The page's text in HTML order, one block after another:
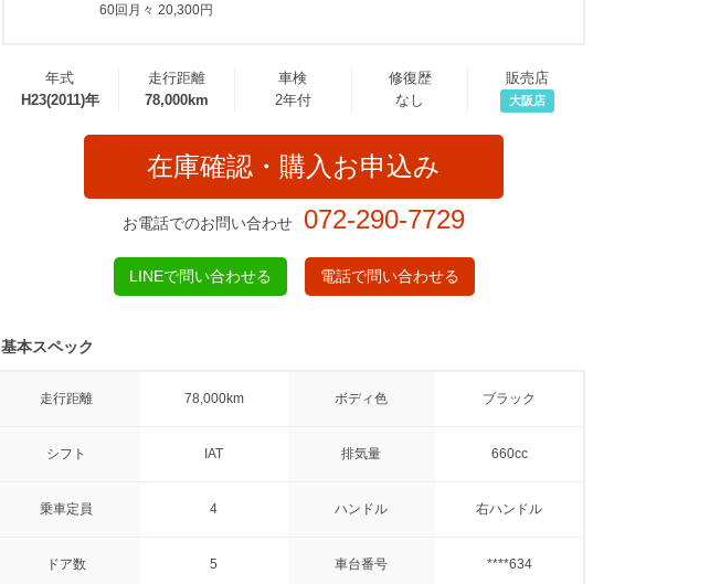
60回月々 20,300円
年式
H23(2011)年
走行距離
78,000km
車検
2年付
修復歴
なし
販売店
大阪店
在庫確認・購入お申込み
お電話でのお問い合わせ 072-290-7729
LINEで問い合わせる 電話で問い合わせる
基本スペック
走行距離 78,000km ボディ色 ブラック
シフト IAT 排気量 660cc
乗車定員 4 ハンドル 右ハンドル
ドア数 5 車台番号 ****634